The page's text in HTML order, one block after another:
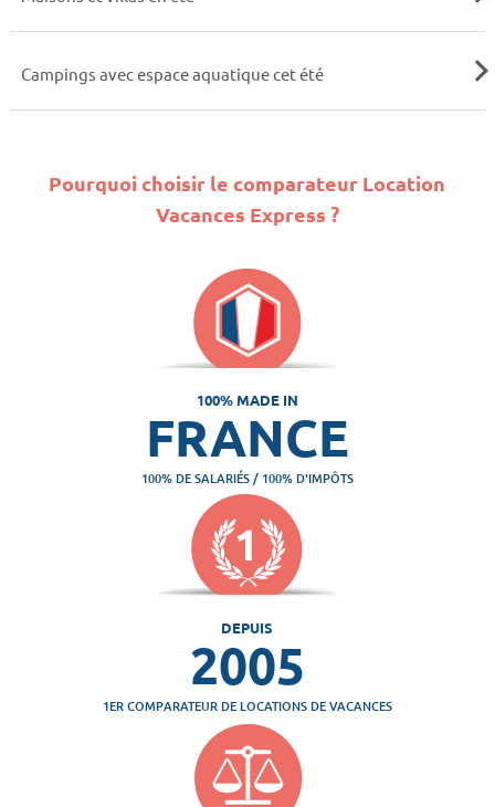
Campings avec espace aquatique cet été
Pourquoi choisir le comparateur Location
Vacances Express ?
100% MADE IN
FRANCE
100% DE SALARIÉS / 100% D'IMPÔTS
DEPUIS
2005
1ER COMPARATEUR DE LOCATIONS DE VACANCES